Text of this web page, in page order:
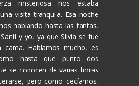
misteriosa nos estaba
visita tranquila. Esa noche
hablando hasta las tantas,
y yo, ya que Silvia se fue
Hablamos mucho, es
hasta que punto dos
se conocen de varias horas
pero como decíamos,